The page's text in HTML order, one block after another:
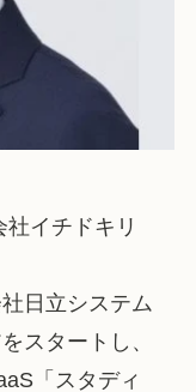
イチドキリ
日立システム
スタートし、
「スタディ